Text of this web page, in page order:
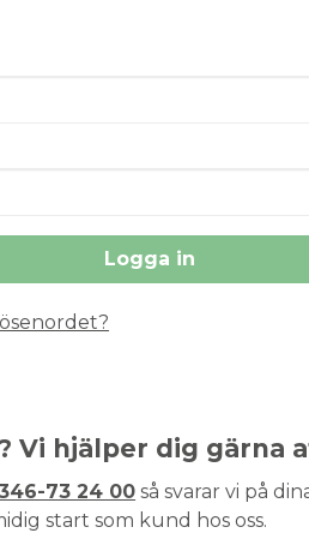
Vi hjälper dig gärna
73 24 00 så svarar vi på
start som kund hos oss.